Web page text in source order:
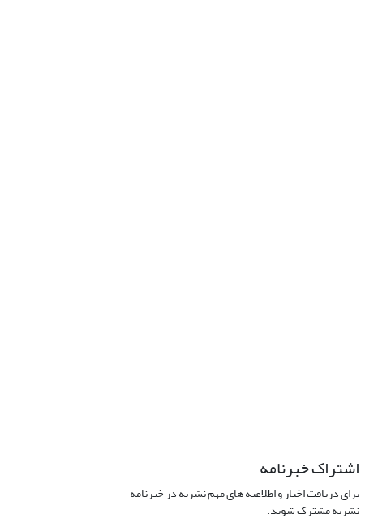
اشتراک خبرنامه
برای دریافت اخبار و اطلاعیه های مهم نشریه در خبرنامه
نشریه مشترک شوید.